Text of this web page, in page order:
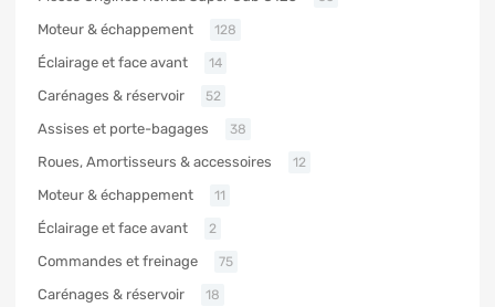
Moteur & échappement 128
Éclairage et face avant 14
Carénages & réservoir 52
Assises et porte-bagages 38
Roues, Amortisseurs & accessoires 12
Moteur & échappement 11
Éclairage et face avant 2
Commandes et freinage 75
Carénages & réservoir 18